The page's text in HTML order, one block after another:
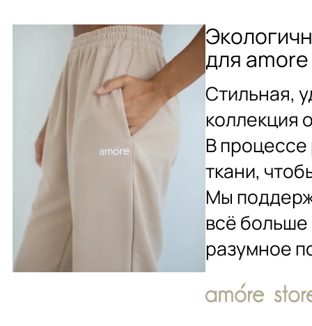
для
Стильная,
коллекция
В процессе
ткани,
Мы
всё
разумное